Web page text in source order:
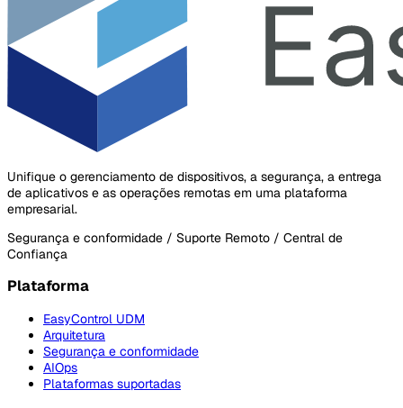
Unifique o gerenciamento de dispositivos, a segurança, a entrega
de aplicativos e as operações remotas em uma plataforma
empresarial.
Segurança e conformidade / Suporte Remoto / Central de
Confiança
Plataforma
EasyControl UDM
Arquitetura
Segurança e conformidade
AIOps
Plataformas suportadas